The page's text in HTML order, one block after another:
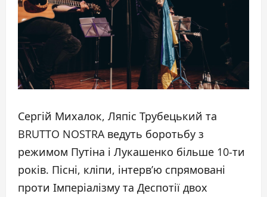
Сергій Михалок, Ляпіс Трубецький та
BRUTTO NOSTRA ведуть боротьбу з
режимом Путіна і Лукашенко більше 10-ти
років. Пісні, кліпи, інтерв’ю спрямовані
проти Імперіалізму та Деспотії двох